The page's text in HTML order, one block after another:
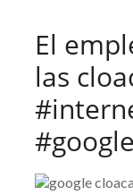
El
las
#google